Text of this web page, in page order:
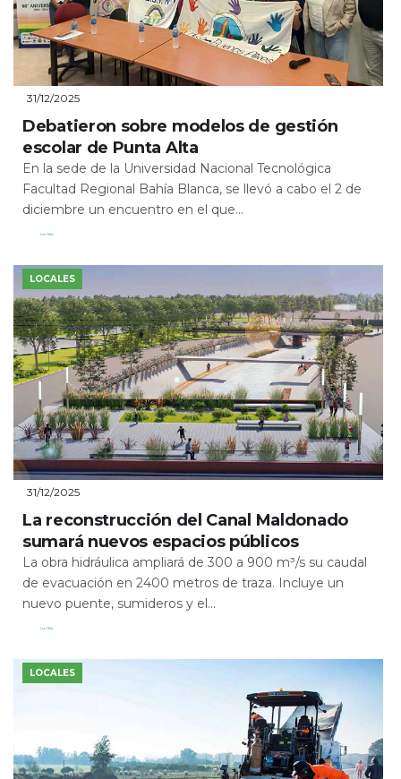
31/12/2025
Debatieron sobre modelos de gestión
escolar de Punta Alta
En la sede de la Universidad Nacional Tecnológica
Facultad Regional Bahía Blanca, se llevó a cabo el 2 de
diciembre un encuentro en el que...
Leer Más
LOCALES
31/12/2025
La reconstrucción del Canal Maldonado
sumará nuevos espacios públicos
La obra hidráulica ampliará de 300 a 900 m³/s su caudal
de evacuación en 2400 metros de traza. Incluye un
nuevo puente, sumideros y el...
Leer Más
LOCALES